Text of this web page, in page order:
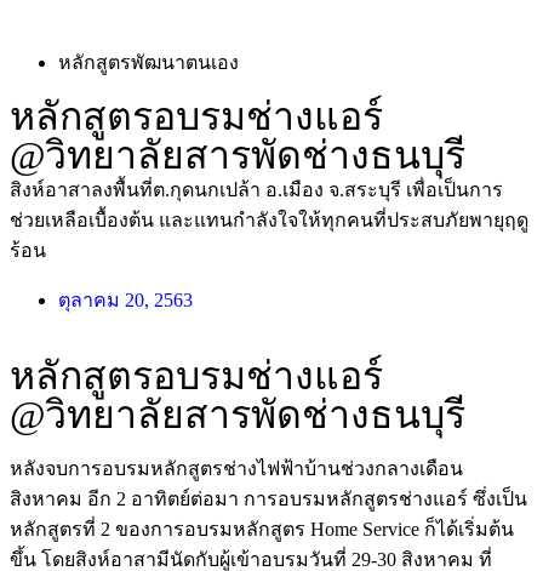
หลักสูตรพัฒนาตนเอง
หลักสูตรอบรมช่างแอร์
@วิทยาลัยสารพัดช่างธนบุรี
สิงห์อาสาลงพื้นที่ต.กุดนกเปล้า อ.เมือง จ.สระบุรี เพื่อเป็นการ
ช่วยเหลือเบื้องต้น และแทนกำลังใจให้ทุกคนที่ประสบภัยพายุฤดู
ร้อน
ตุลาคม 20, 2563
หลักสูตรอบรมช่างแอร์
@วิทยาลัยสารพัดช่างธนบุรี
หลังจบการอบรมหลักสูตรช่างไฟฟ้าบ้านช่วงกลางเดือน
สิงหาคม อีก 2 อาทิตย์ต่อมา การอบรมหลักสูตรช่างแอร์ ซึ่งเป็น
หลักสูตรที่ 2 ของการอบรมหลักสูตร Home Service ก็ได้เริ่มต้น
ขึ้น โดยสิงห์อาสามีนัดกับผู้เข้าอบรมวันที่ 29-30 สิงหาคม ที่